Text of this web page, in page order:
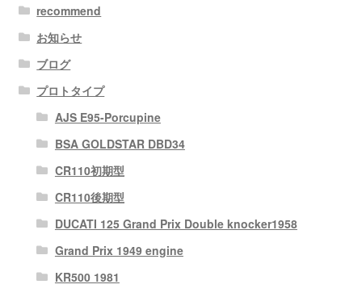
recommend
お知らせ
ブログ
プロトタイプ
AJS E95-Porcupine
BSA GOLDSTAR DBD34
CR110初期型
CR110後期型
DUCATI 125 Grand Prix Double knocker1958
Grand Prix 1949 engine
KR500 1981